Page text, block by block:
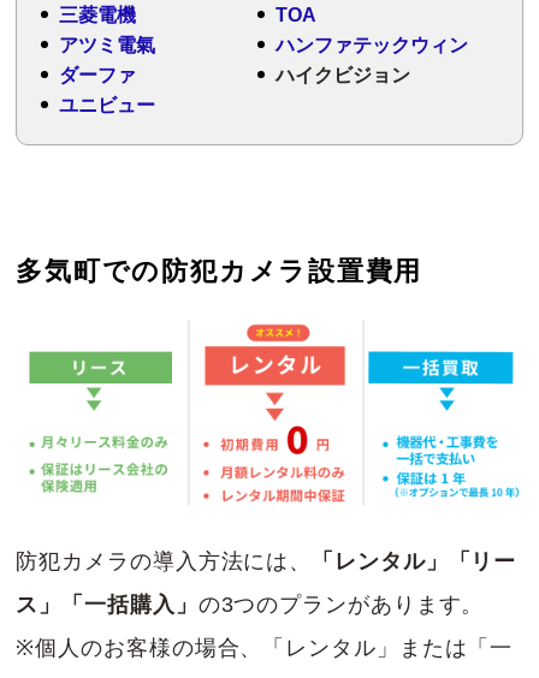
三菱電機
TOA
アツミ電氣
ハンファテックウィン
ダーファ
ハイクビジョン
ユニビュー
多気町での防犯カメラ設置費用
防犯カメラの導入方法には、
「レンタル」「リー
ス」「一括購入」 の3つのプランがあります。
※個人のお客様の場合、「レンタル」または「一